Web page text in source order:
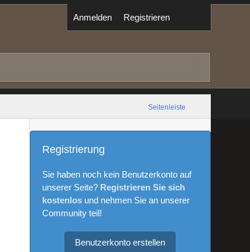
Anmelden Registrieren
Seitenleiste
Registrierung
Sie haben noch kein Benutzerkonto auf
unserer Seite? Registrieren Sie sich
kostenlosund nehmen Sie an unserer
Community teil!
Benutzerkonto erstellen